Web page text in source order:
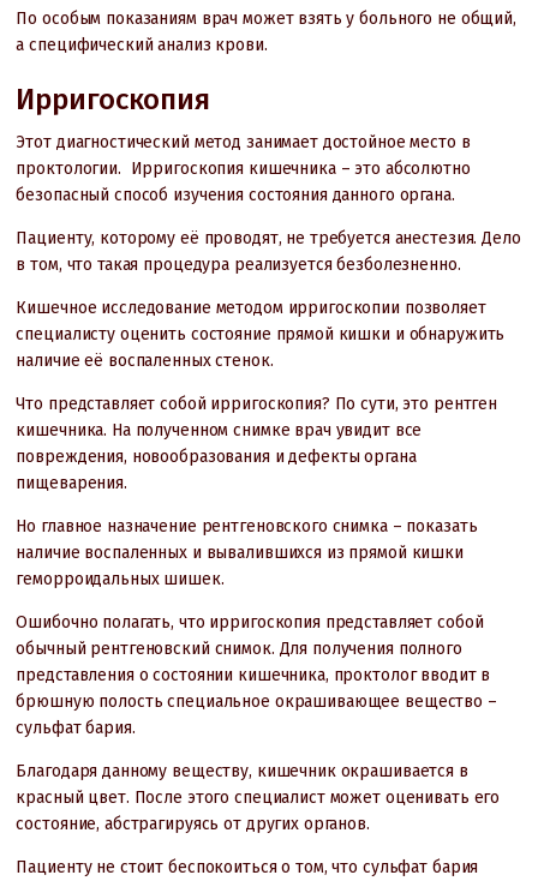
По особым показаниям врач может взять у больного не общий,
а специфический анализ крови.
Ирригоскопия
Этот диагностический метод занимает достойное место в
проктологии. Ирригоскопия кишечника – это абсолютно
безопасный способ изучения состояния данного органа.
Пациенту, которому её проводят, не требуется анестезия. Дело
в том, что такая процедура реализуется безболезненно.
Кишечное исследование методом ирригоскопии позволяет
специалисту оценить состояние прямой кишки и обнаружить
наличие её воспаленных стенок.
Что представляет собой ирригоскопия? По сути, это рентген
кишечника. На полученном снимке врач увидит все
повреждения, новообразования и дефекты органа
пищеварения.
Но главное назначение рентгеновского снимка – показать
наличие воспаленных и вывалившихся из прямой кишки
геморроидальных шишек.
Ошибочно полагать, что ирригоскопия представляет собой
обычный рентгеновский снимок. Для получения полного
представления о состоянии кишечника, проктолог вводит в
брюшную полость специальное окрашивающее вещество –
сульфат бария.
Благодаря данному веществу, кишечник окрашивается в
красный цвет. После этого специалист может оценивать его
состояние, абстрагируясь от других органов.
Пациенту не стоит беспокоиться о том, что сульфат бария